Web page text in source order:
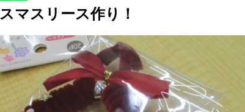
マスリース作り！